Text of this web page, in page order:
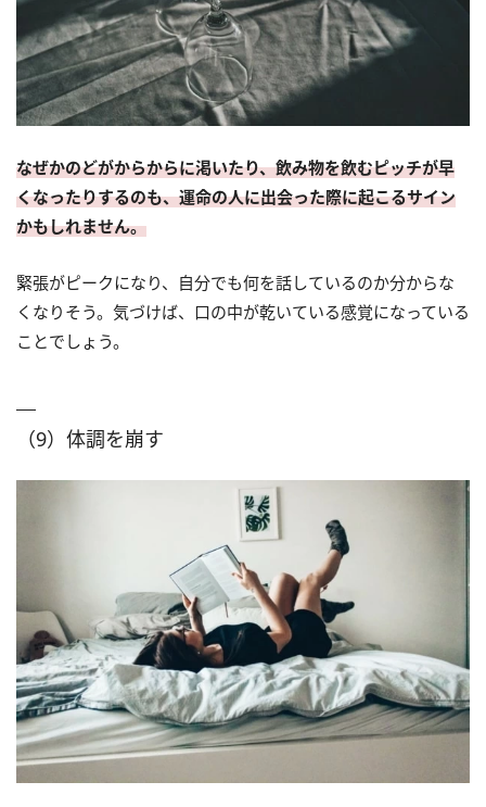
なぜかのどがからからに渇いたり、飲み物を飲むピッチが早
くなったりするのも、運命の人に出会った際に起こるサイン
かもしれません。
緊張がピークになり、自分でも何を話しているのか分からな
くなりそう。気づけば、口の中が乾いている感覚になっている
ことでしょう。
（9）体調を崩す